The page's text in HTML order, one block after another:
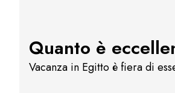
Quanto è
Vacanza in Egitto è fiera di